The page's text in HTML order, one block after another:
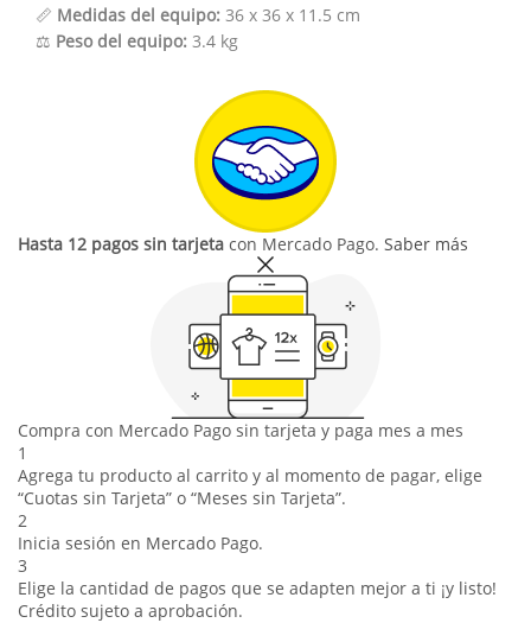
📏 Medidas del equipo: 36 x 36 x 11.5 cm
⚖️ Peso del equipo: 3.4 kg
Hasta 12 pagos sin tarjeta con Mercado Pago. Saber más
Compra con Mercado Pago sin tarjeta y paga mes a mes
1
Agrega tu producto al carrito y al momento de pagar, elige
“Cuotas sin Tarjeta” o “Meses sin Tarjeta”.
2
Inicia sesión en Mercado Pago.
3
Elige la cantidad de pagos que se adapten mejor a ti ¡y listo!
Crédito sujeto a aprobación.